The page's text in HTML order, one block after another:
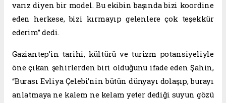
varız diyen bir model. Bu ekibin başında bizi koordine
eden herkese, bizi kırmayıp gelenlere çok teşekkür
ederim” dedi.
Gaziantep’in tarihi, kültürü ve turizm potansiyeliyle
öne çıkan şehirlerden biri olduğunu ifade eden Şahin,
“Burası Evliya Çelebi’nin bütün dünyayı dolaşıp, burayı
anlatmaya ne kalem ne kelam yeter dediği suyun gözü